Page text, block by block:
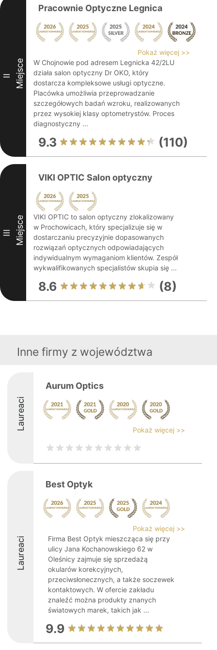
II Miejsce
Pracownie Optyczne Legnica
Pokaż więcej >>
W Chojnowie pod adresem Legnicka 42/2LU
działa salon optyczny Dr OKO, który
dostarcza kompleksowe usługi optyczne.
Placówka umożliwia przeprowadzanie
szczegółowych badań wzroku, realizowanych
przez wysokiej klasy optometrystów. Proces
diagnostyczny ...
9.3 (110)
III Miejsce
VIKI OPTIC Salon optyczny
VIKI OPTIC to salon optyczny zlokalizowany
w Prochowicach, który specjalizuje się w
dostarczaniu precyzyjnie dopasowanych
rozwiązań optycznych odpowiadających
indywidualnym wymaganiom klientów. Zespół
wykwalifikowanych specjalistów skupia się ...
8.6 (8)
Inne firmy z województwa
Laureaci
Aurum Optics
Pokaż więcej >>
Laureaci
Best Optyk
Pokaż więcej >>
Firma Best Optyk mieszcząca się przy
ulicy Jana Kochanowskiego 62 w
Oleśnicy zajmuje się sprzedażą
okularów korekcyjnych,
przeciwsłonecznych, a także soczewek
kontaktowych. W ofercie zakładu
znaleźć można produkty znanych
światowych marek, takich jak ...
9.9